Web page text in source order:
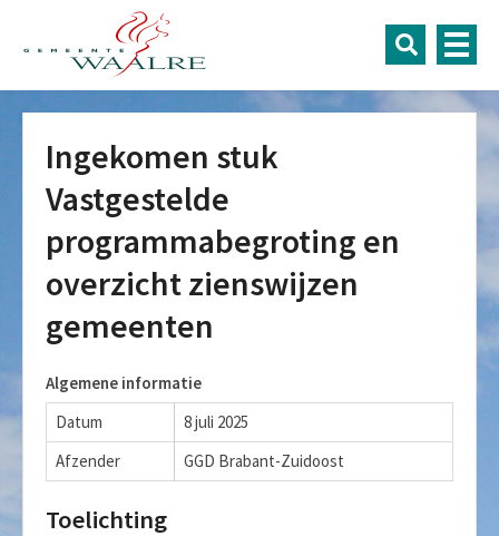
Ingekomen stuk
Vastgestelde
programmabegroting en
overzicht zienswijzen
gemeenten
Algemene informatie
Datum
8 juli 2025
Afzender
GGD Brabant-Zuidoost
Toelichting